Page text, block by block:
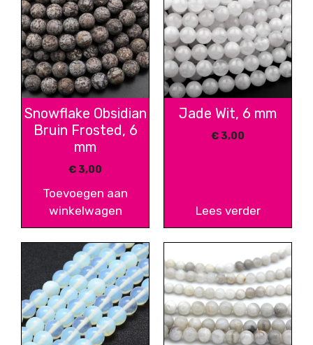
Snowflake Obsidian
Bruin Frosted, 6
mm
€3,00
Toevoegen aan
winkelwagen
Jade Wit, 6 mm
€3,00
Lees verder